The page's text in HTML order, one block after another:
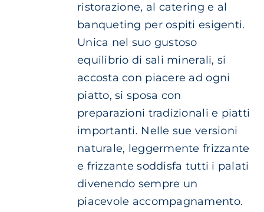
PRODOTTO
ristorazione, al catering e al
banqueting per ospiti esigenti.
Unica nel suo gustoso
equilibrio di sali minerali, si
accosta con piacere ad ogni
piatto, si sposa con
preparazioni tradizionali e piatti
importanti. Nelle sue versioni
naturale, leggermente frizzante
e frizzante soddisfa tutti i palati
divenendo sempre un
piacevole accompagnamento.